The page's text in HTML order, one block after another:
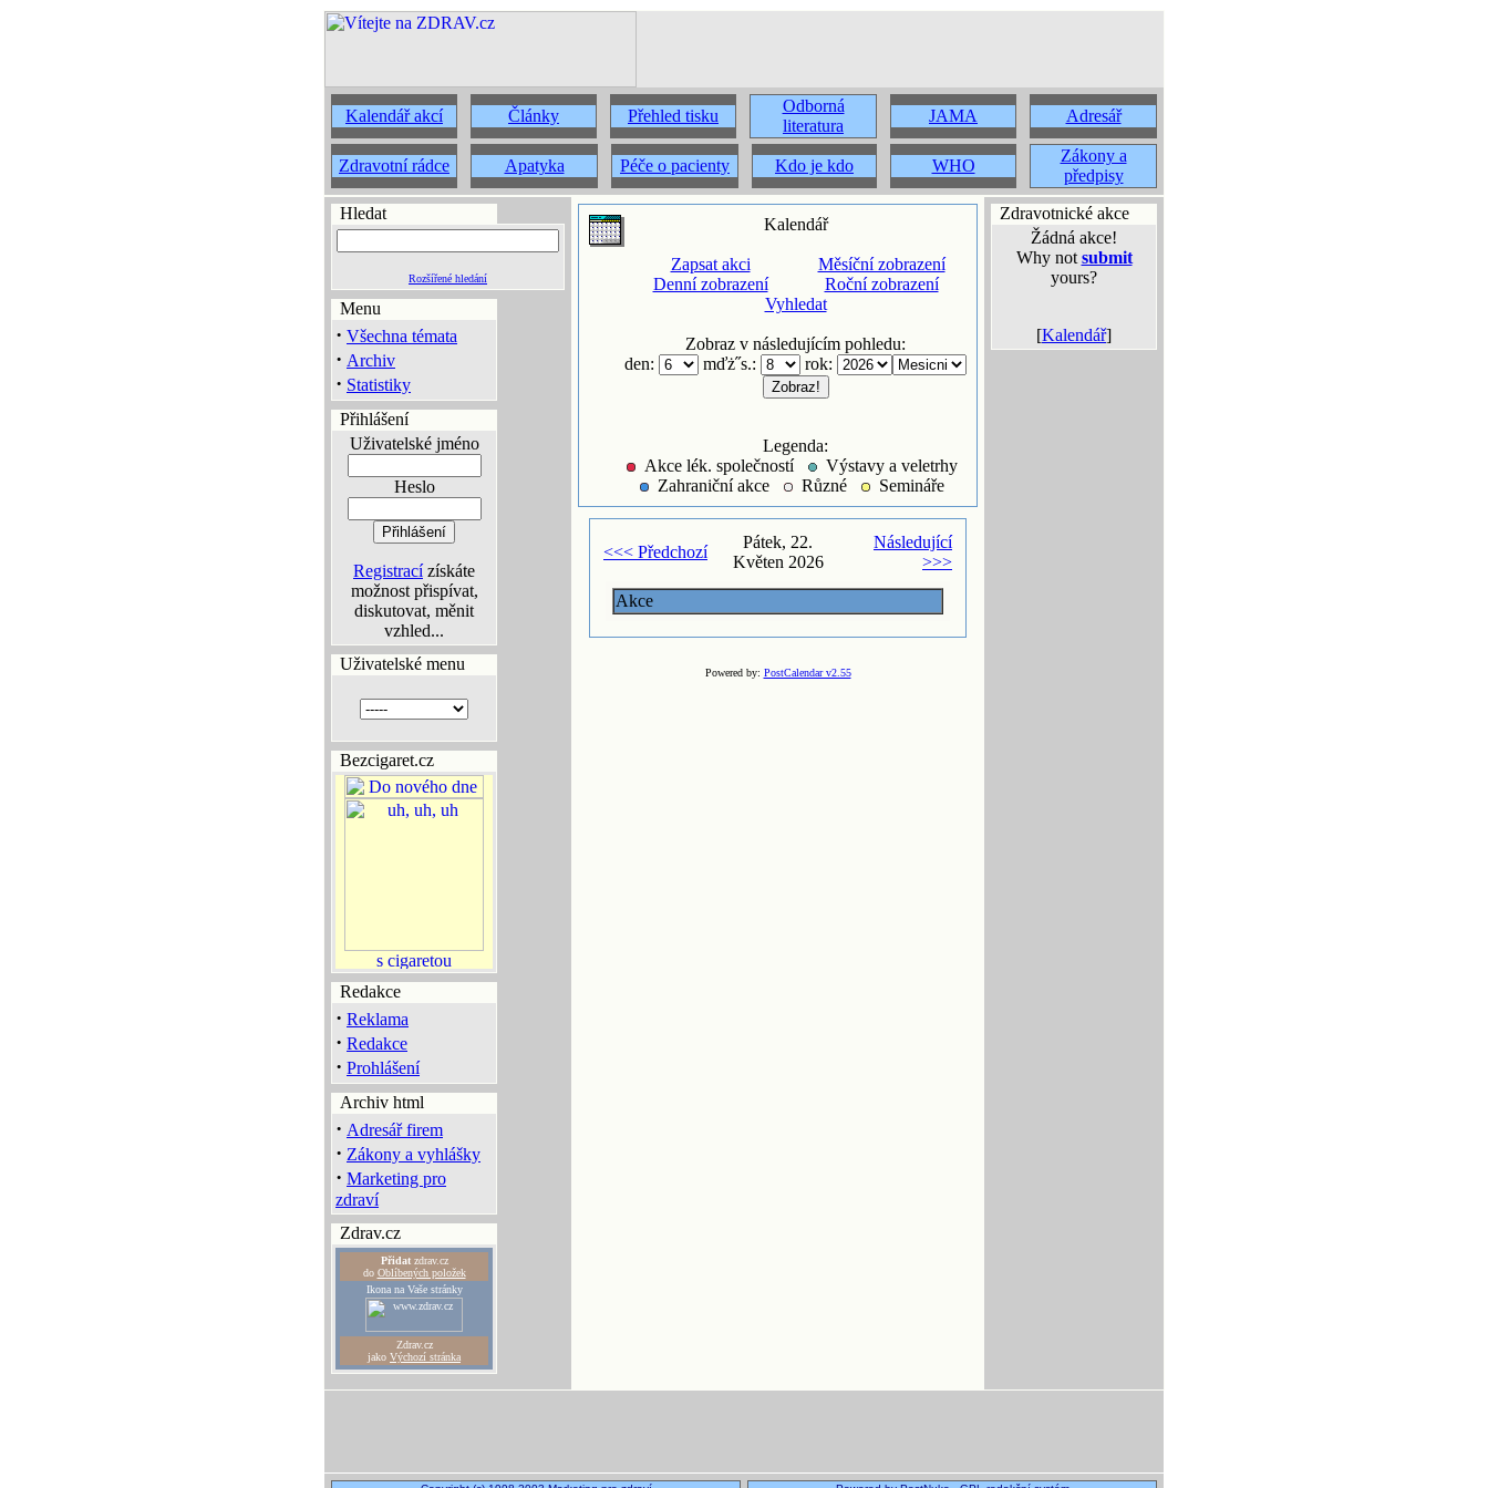
Kalendář akcí Články Přehled tisku
Odborná
literatura
JAMA Adresář
Zdravotní rádce Apatyka Péče o pacienty Kdo je kdo WHO
Zákony a
předpisy
Hledat
Rozšířené hledání
Menu
· Všechna témata
· Archiv
· Statistiky
Přihlášení
Uživatelské jméno
Heslo
Registracízískáte
možnost přispívat,
diskutovat, měnit
vzhled...
Uživatelské menu
Bezcigaret.cz
Redakce
· Reklama
· Redakce
· Prohlášení
Archiv html
· Adresář firem
· Zákony a vyhlášky
· Marketing pro
zdraví
Zdrav.cz
Přidatzdrav.cz
do Oblíbených položek
Ikona na Vaše stránky
Zdrav.cz
jako Výchozí stránka
Kalendář
Zapsat akci
Denní zobrazení
Měsíční zobrazení
Roční zobrazení
Vyhledat
Zobraz v následujícím pohledu:
den:
mďż˝s.: rok:
Legenda:
Akce lék. společností
Výstavy a veletrhy
Zahraniční akce
Různé Semináře
<<< Předchozí
Pátek, 22.
Květen 2026
Následující
>>>
Akce
Powered by: PostCalendar v2.55
Zdravotnické akce
Žádná akce!
Why not submit
yours?
[Kalendář]